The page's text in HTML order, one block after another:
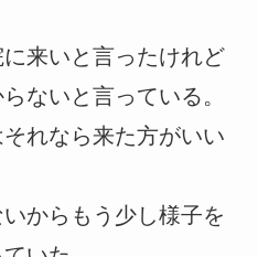
来いと言ったけれど
ないと言っている。
れなら来た方がいい
からもう少し様子を